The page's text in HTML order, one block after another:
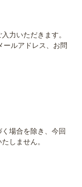
力いただきます。
ールアドレス、お問
場合を除き、今回